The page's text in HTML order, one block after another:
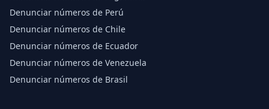
Denunciar números de Perú
Denunciar números de Chile
Denunciar números de Ecuador
Denunciar números de Venezuela
Denunciar números de Brasil